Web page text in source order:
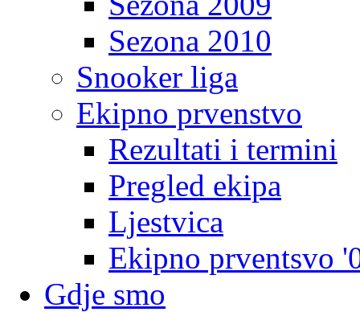
Sezona 2010
Snooker liga
Ekipno prvenstvo
Rezultati i termini
Pregled ekipa
Ljestvica
Ekipno prventsvo
Gdje smo